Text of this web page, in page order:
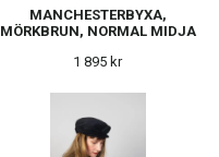
MANCHESTERBYXA,
MÖRKBRUN, NORMAL MIDJA
1 895 kr